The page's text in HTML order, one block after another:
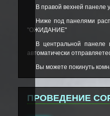
В правой вехней панеле
Ниже под панелями
"ОЖИДАНИЕ"
В центральной панеле
автоматически
Вы можете покинуть
ПРОВЕДЕНИЕ